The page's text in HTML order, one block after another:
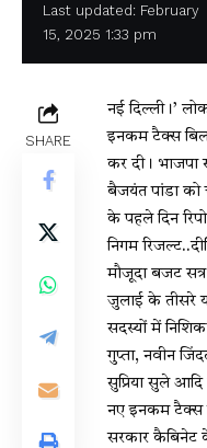
Last updated: February
15, 2025 1:33 pm
SHARE
नई दिल्ली।’
इनकम टैक्स
कर दी।
बैजयंत पांडा को
के पहले दिन
निगम
मौजूदा बजट
जुलाई के तीसरे
सदस्यों में
गुप्ता, नवीन
सुप्रिया सुले
नए इनकम टैक्स
सरकार कैबिनेट